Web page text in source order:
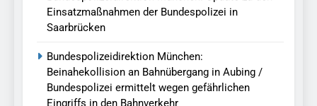
Einsatzmaßnahmen der Bundespolizei in
Saarbrücken
Bundespolizeidirektion München:
Beinahekollision an Bahnübergang in Aubing /
Bundespolizei ermittelt wegen gefährlichen